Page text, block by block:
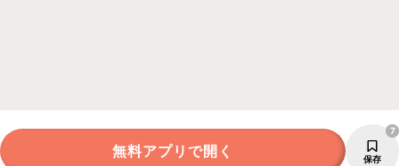
無料アプリで開く 保存
7